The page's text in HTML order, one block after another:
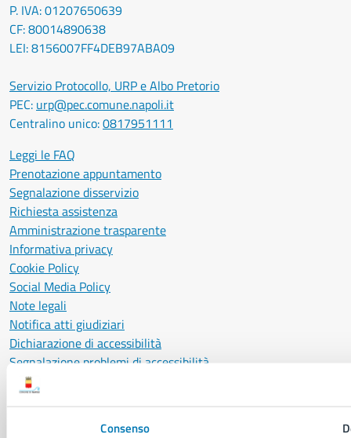
Consenso
P. IVA: 01207650639
CF: 80014890638
LEI: 8156007FF4DEB97ABA09
Servizio Protocollo, URP e Albo Pretorio
PEC: urp@pec.comune.napoli.it
Centralino unico:0817951111
Leggi le FAQ
Prenotazione appuntamento
Segnalazione disservizio
Richiesta assistenza
Amministrazione trasparente
Informativa privacy
Cookie Policy
Social Media Policy
Note legali
Notifica atti giudiziari
Dichiarazione di accessibilità
Segnalazione problemi di accessibilità
Piano di miglioramento del sito